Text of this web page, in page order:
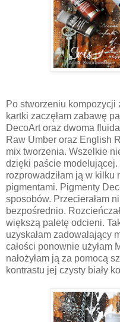
Po stworzeniu
kartki zaczęłam zabawę
DecoArt oraz dwoma
Raw Umber oraz English
mix tworzenia. Wszelkie
dzięki paście modelującej.
rozprowadziłam ją w kilku
pigmentami. Pigmenty
sposobów. Przecierałam
bezpośrednio.
większą paletę odcieni.
uzyskałam zadowalający
całości ponownie użyłam
nałożyłam ją za pomocą
kontrastu jej czysty biały